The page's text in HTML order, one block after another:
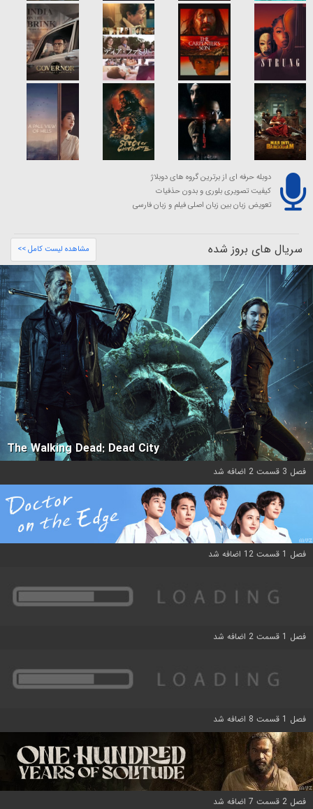
دوبله حرفه ای از برترین گروه های دوبلاژ
کیفیت تصویری بلوری و بدون حذفیات
تعویض زبان بین زبان اصلی فیلم و زبان فارسی
سریال های بروز شده مشاهده لیست کامل >>
The Walking Dead: Dead City
فصل 3 قسمت 2 اضافه شد
فصل 1 قسمت 12 اضافه شد
فصل 1 قسمت 2 اضافه شد
فصل 1 قسمت 8 اضافه شد
فصل 2 قسمت 7 اضافه شد